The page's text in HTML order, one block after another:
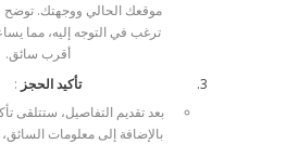
موقعك الحالي ووجهتك. توضح
ترغب في التوجه إليه، مما
أقرب سائق.
تأكيد الحجز :
بعد تقديم التفاصيل، ستتلقى
بالإضافة إلى معلومات